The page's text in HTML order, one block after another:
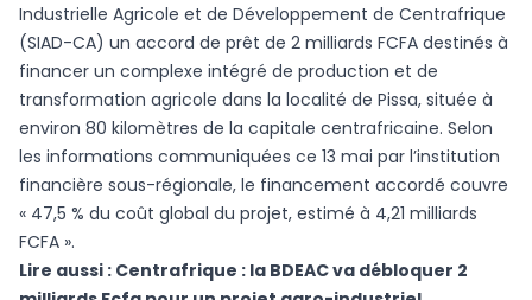
Industrielle Agricole et de Développement de Centrafrique
(SIAD-CA) un accord de prêt de 2 milliards FCFA destinés à
financer un complexe intégré de production et de
transformation agricole dans la localité de Pissa, située à
environ 80 kilomètres de la capitale centrafricaine. Selon
les informations communiquées ce 13 mai par l’institution
financière sous-régionale, le financement accordé couvre
« 47,5 % du coût global du projet, estimé à 4,21 milliards
FCFA ».
Lire aussi : Centrafrique : la BDEAC va débloquer 2